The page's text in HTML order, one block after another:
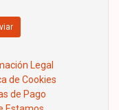
Legal
de Cookies
de Pago